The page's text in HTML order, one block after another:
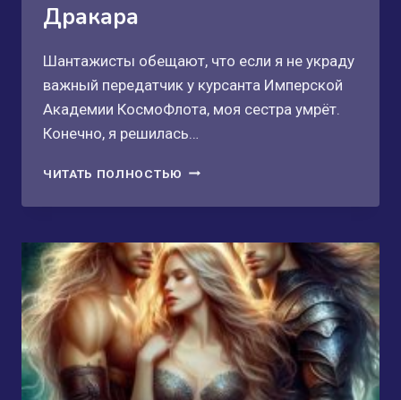
Дракара
Шантажисты обещают, что если я не украду
важный передатчик у курсанта Имперской
Академии КосмоФлота, моя сестра умрёт.
Конечно, я решилась…
ЧИТАТЬ ПОЛНОСТЬЮ НЕЖЕНКА
АДМИРАЛОВ